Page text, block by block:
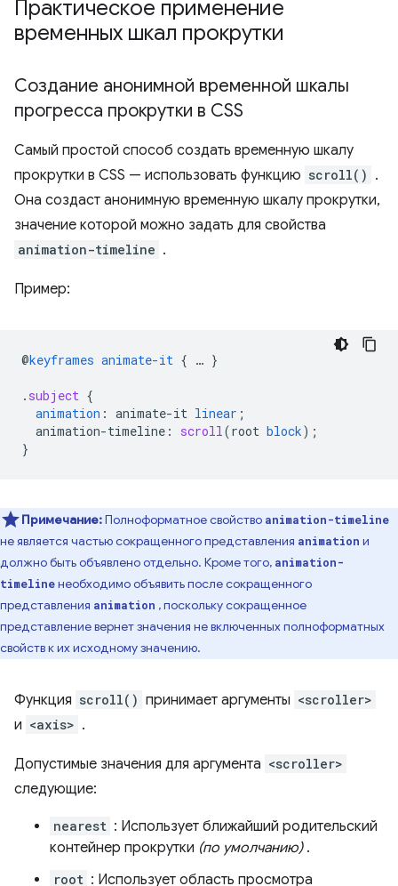
Практическое применение
временных шкал прокрутки
Создание анонимной временной шкалы
прогресса прокрутки в CSS
Самый простой способ создать временную шкалу
прокрутки в CSS — использовать функцию scroll() .
Она создаст анонимную временную шкалу прокрутки,
значение которой можно задать для свойства
animation-timeline .
Пример:
@keyframes animate-it { … }
. subject {
animation : animate-it linear ;
animation-timeline : scroll(root block);
}
Примечание:Полноформатное свойство animation-timeline
не является частью сокращенного представления animation и
должно быть объявлено отдельно. Кроме того, animation-
timelineнеобходимо объявить после сокращенного
представления animation , поскольку сокращенное
представление вернет значения не включенных полноформатных
свойств к их исходному значению.
Функция scroll() принимает аргументы <scroller>
и <axis> .
Допустимые значения для аргумента <scroller>
следующие:
nearest : Использует ближайший родительский
контейнер прокрутки (по умолчанию).
root : Использует область просмотра